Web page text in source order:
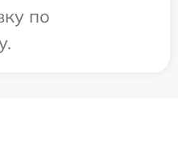
по